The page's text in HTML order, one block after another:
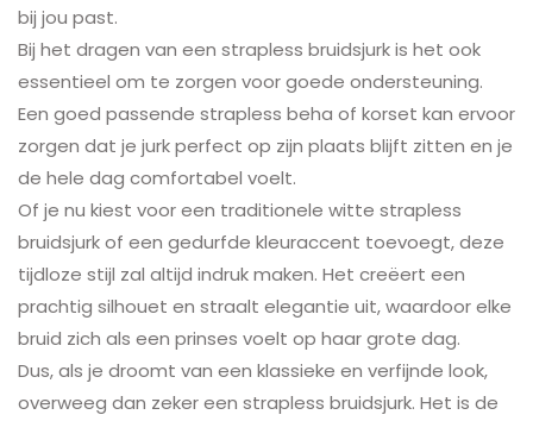
bij jou past.
Bij het dragen van een strapless bruidsjurk is het ook
essentieel om te zorgen voor goede ondersteuning.
Een goed passende strapless beha of korset kan ervoor
zorgen dat je jurk perfect op zijn plaats blijft zitten en je
de hele dag comfortabel voelt.
Of je nu kiest voor een traditionele witte strapless
bruidsjurk of een gedurfde kleuraccent toevoegt, deze
tijdloze stijl zal altijd indruk maken. Het creëert een
prachtig silhouet en straalt elegantie uit, waardoor elke
bruid zich als een prinses voelt op haar grote dag.
Dus, als je droomt van een klassieke en verfijnde look,
overweeg dan zeker een strapless bruidsjurk. Het is de